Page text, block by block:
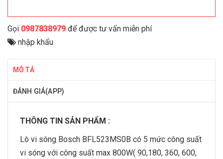
Gọi 0987838979 để được tư vấn miễn phí
nhập khẩu
MÔ TẢ
ĐÁNH GIÁ(APP)
THÔNG TIN SẢN PHẨM :
Lò vi sóng Bosch BFL523MS0B có 5 mức công suất
vi sóng với công suất max 800W( 90,180, 360, 600,